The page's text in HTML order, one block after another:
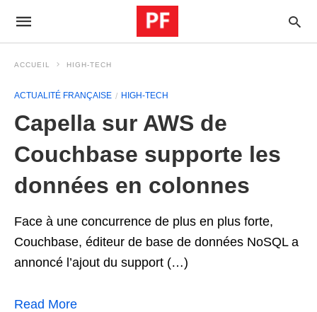
ACCUEIL HIGH-TECH
ACTUALITÉ FRANÇAISE HIGH-TECH
Capella sur AWS de
Couchbase supporte les
données en colonnes
Face à une concurrence de plus en plus forte,
Couchbase, éditeur de base de données NoSQL a
annoncé l’ajout du support (…)
Read More